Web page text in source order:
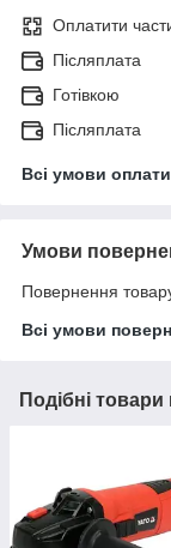
Оплатити
Післяплата
Готівкою
Післяплата
Всі умови оплати
Умови
Повернення
Всі умови
Подібні товари